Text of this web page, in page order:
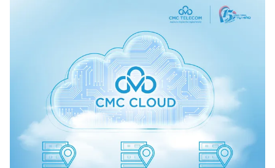
Đài Truyền hình Việt Nam
Giấy phép hoạt động báo in và báo điện tử số 483/GP-BTTTT
cấp ngày 29/12/2023
Tổng Biên tập: Vũ Thanh Thủy
Phó Tổng Biên tập:Nguyễn Thị Mỹ Hạnh, Phạm Quốc Thắng,
Nguyễn Trọng Ninh
Tổng đài VTV:024.38 355 931 - 024.38 355 932
Ðiện thoại Thời báo VTV:
toasoan@vtv.vn